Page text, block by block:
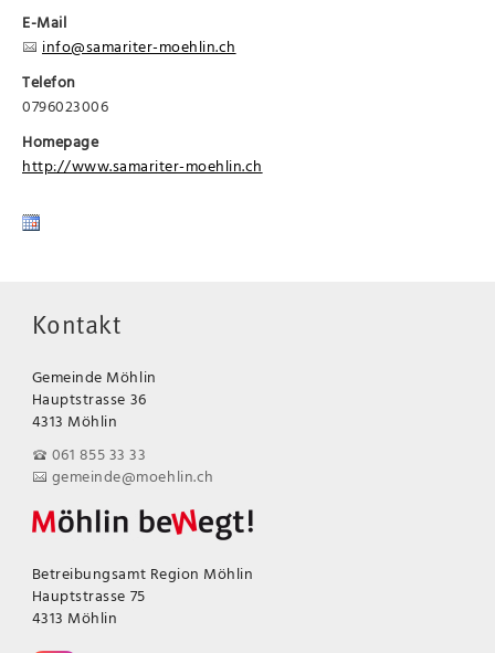
E-Mail
info@samariter-moehlin.ch
Telefon
0796023006
Homepage
http://www.samariter-moehlin.ch
Kontakt
Gemeinde Möhlin
Hauptstrasse 36
4313 Möhlin
061 855 33 33
gemeinde@moehlin.ch
Betreibungsamt Region Möhlin
Hauptstrasse 75
4313 Möhlin